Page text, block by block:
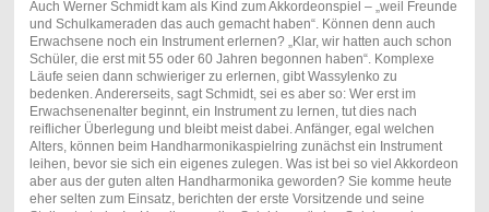
Auch Werner Schmidt kam als Kind zum Akkordeonspiel – „weil Freunde
und Schulkameraden das auch gemacht haben“. Können denn auch
Erwachsene noch ein Instrument erlernen? „Klar, wir hatten auch schon
Schüler, die erst mit 55 oder 60 Jahren begonnen haben“. Komplexe
Läufe seien dann schwieriger zu erlernen, gibt Wassylenko zu
bedenken. Andererseits, sagt Schmidt, sei es aber so: Wer erst im
Erwachsenenalter beginnt, ein Instrument zu lernen, tut dies nach
reiflicher Überlegung und bleibt meist dabei. Anfänger, egal welchen
Alters, können beim Handharmonikaspielring zunächst ein Instrument
leihen, bevor sie sich ein eigenes zulegen. Was ist bei so viel Akkordeon
aber aus der guten alten Handharmonika geworden? Sie komme heute
eher selten zum Einsatz, berichten der erste Vorsitzende und seine